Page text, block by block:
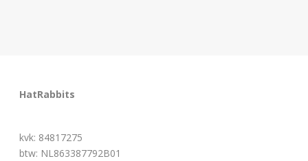
HatRabbits
kvk: 84817275
btw: NL863387792B01